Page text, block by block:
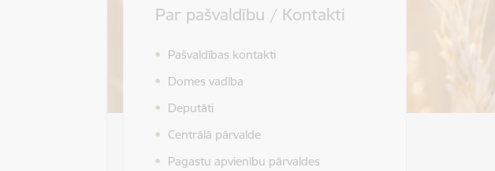
Par pašvaldību / Kontakti
Pašvaldības kontakti
Domes vadība
Deputāti
Centrālā pārvalde
Pagastu apvienību pārvaldes